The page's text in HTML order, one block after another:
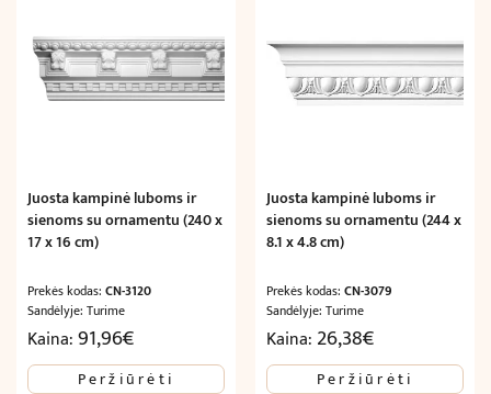
Juosta kampinė luboms ir
sienoms su ornamentu (240 x
17 x 16 cm)
Prekės kodas: CN-3120
Sandėlyje: Turime
Kaina:91,96€
Peržiūrėti
Juosta kampinė luboms ir
sienoms su ornamentu (244 x
8.1 x 4.8 cm)
Prekės kodas:CN-3079
Sandėlyje: Turime
Kaina: 26,38€
Peržiūrėti